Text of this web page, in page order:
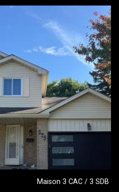
Maison 3 CAC / 3 SDB